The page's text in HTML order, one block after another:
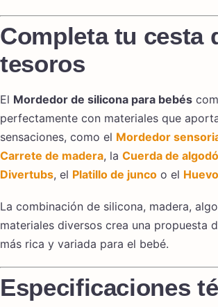
Completa tu cesta
tesoros
El Mordedor de silicona para bebés
perfectamente con materiales que
sensaciones, como el Mordedor
Carrete de madera, la Cuerda de
Divertubs, el Platillo de junco o el
La combinación de silicona, madera,
materiales diversos crea una propuesta
más rica y variada para el bebé.
Especificaciones